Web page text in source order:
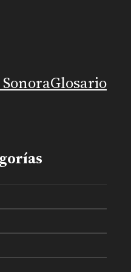
Glosario